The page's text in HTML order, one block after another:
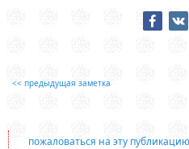
<< предыдущая заметка
пожаловаться на эту